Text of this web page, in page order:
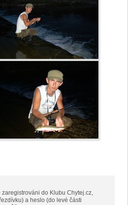
do Klubu Chytej.cz,
a heslo (do levé části